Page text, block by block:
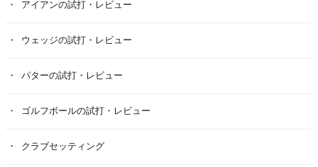
アイアンの試打・レビュー
ウェッジの試打・レビュー
パターの試打・レビュー
ゴルフボールの試打・レビュー
クラブセッティング